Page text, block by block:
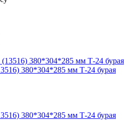
380*304*285 мм Т-24 бурая
380*304*285 мм Т-24 бурая